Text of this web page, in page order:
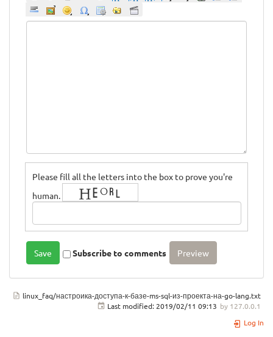
Please fill all the letters into the box to prove you're
human.
Subscribe to comments
linux_faq/настроика-доступа-к-базе-ms-sql-из-проекта-на-go-lang.txt
Last modified:2019/02/11 09:13 by 127.0.0.1
Log In